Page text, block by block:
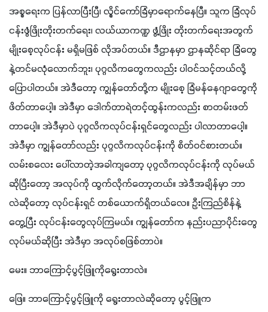
အစ္စရေးက ပြန်လာပြီးပြီ၊ လွိုင်ကော်ခြံမှာရောက်နေပြီ။ သူက ခြံလုပ်
ငန်းဖွံဖြိုးတိုးတက်ရေး၊ လယ်ယာကဏ္ဍ ဖွံ့ဖြိုး တိုးတက်ရေးအတွက်
မျိုးစေ့လုပ်ငန်း မရှိမဖြစ် လိုအပ်တယ်။ ဒီဌာနမှာ ဌာနဆိုင်ရာ ခြံတွေ
နဲ့တင်မလုံလောက်ဘူး၊ ပုဂ္ဂလိကတွေကလည်း ပါဝင်သင့်တယ်လို့
ပြောပါတယ်။ အဲဒီတော့ ကျွန်တော်တို့က မျိုးစေ့ ခြံမန်နေဂျာတွေကို
ဖိတ်တာပေါ့။ အဲဒီမှာ ဒေါက်တာရဲတင့်ထွန်းကလည်း စာတမ်းဖတ်
တာပေါ့။ အဲဒီမှာပဲ ပုဂ္ဂလိကလုပ်ငန်းရှင်တွေလည်း ပါလာတာပေါ့။
အဲဒီမှာ ကျွန်တော်လည်း ပုဂ္ဂလိကလုပ်ငန်းကို စိတ်ဝင်စားတယ်။
လမ်းစလေး ပေါ်လာတဲ့အခါကျတော့ ပုဂ္ဂလိကလုပ်ငန်းကို လုပ်မယ်
ဆိုပြီးတော့ အလုပ်ကို ထွက်လိုက်တော့တယ်။ အဲဒီအချိန်မှာ ဘာ
လဲဆိုတော့ လုပ်ငန်းရှင် တစ်ယောက်ရှိတယ်လေ။ ဦးကြည်စိန်နဲ့
တွေ့ပြီး လုပ်ငန်းတွေလုပ်ကြမယ်။ ကျွန်တော်က နည်းပညာပိုင်းတွေ
လုပ်မယ်ဆိုပြီး အဲဒီမှာ အလုပ်စဖြစ်တာပဲ။
မေး။ ဘာကြောင့်ပွင့်ဖြူကိုရွေးတာလဲ။
ဖြေ။ ဘာကြောင့်ပွင့်ဖြူကို ရွေးတာလဲဆိုတော့ ပွင့်ဖြူက